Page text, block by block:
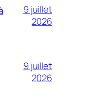
9 juillet
2026
9 juillet
2026